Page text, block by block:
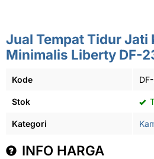
Jual Tempat Tidur Jati
Minimalis Liberty DF-
Kode
Stok
Kategori
INFO HARGA